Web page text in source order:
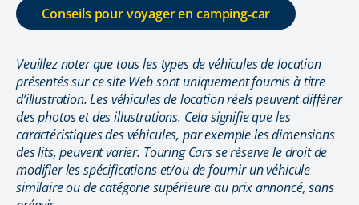
Conseils pour voyager en camping‑car
Veuillez noter que tous les types de véhicules de location
présentés sur ce site Web sont uniquement fournis à titre
d’illustration. Les véhicules de location réels peuvent différer
des photos et des illustrations. Cela signifie que les
caractéristiques des véhicules, par exemple les dimensions
des lits, peuvent varier. Touring Cars se réserve le droit de
modifier les spécifications et/ou de fournir un véhicule
similaire ou de catégorie supérieure au prix annoncé, sans